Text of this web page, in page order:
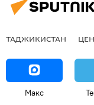
ТАДЖИКИСТАН
Макс